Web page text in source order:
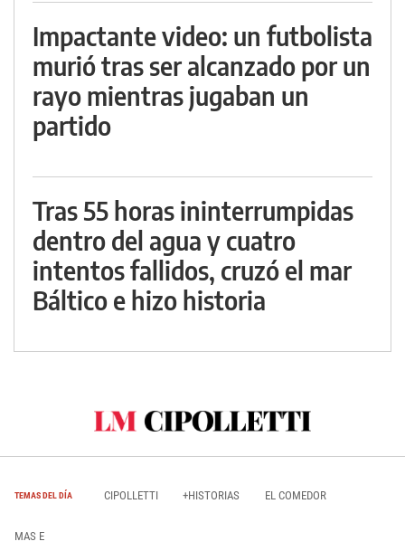
Impactante video: un futbolista
murió tras ser alcanzado por un
rayo mientras jugaban un
partido
Tras 55 horas ininterrumpidas
dentro del agua y cuatro
intentos fallidos, cruzó el mar
Báltico e hizo historia
TEMAS DEL DÍA CIPOLLETTI +HISTORIAS EL COMEDOR
MAS E